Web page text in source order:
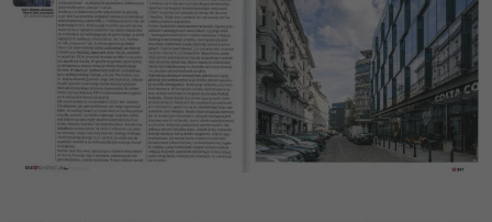
Statystyka
Abyśmy mogli
poprawić
funkcjonalność
i strukturę